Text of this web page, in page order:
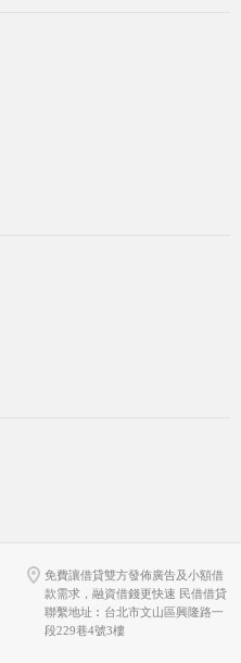
免費讓借貸雙方發佈廣告及小額借
款需求，融資借錢更快速 民借借貸
聯繫地址︰台北市文山區興隆路一
段229巷4號3樓